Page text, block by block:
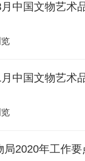
中国文物艺术
中国文物艺术
局2020年工作要